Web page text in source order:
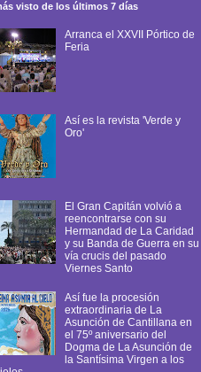
visto de los últimos 7 días
Arranca el XXVII Pórtico de
Feria
Así es la revista 'Verde y
Oro'
El Gran Capitán volvió a
reencontrarse con su
Hermandad de La Caridad
y su Banda de Guerra en su
vía crucis del pasado
Viernes Santo
Así fue la procesión
extraordinaria de La
Asunción de Cantillana en
el 75º aniversario del
Dogma de La Asunción de
la Santísima Virgen a los